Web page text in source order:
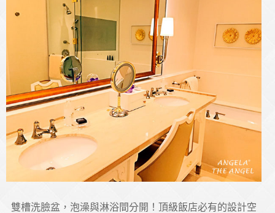
雙槽洗臉盆，泡澡與淋浴間分開！頂級飯店必有的設計空